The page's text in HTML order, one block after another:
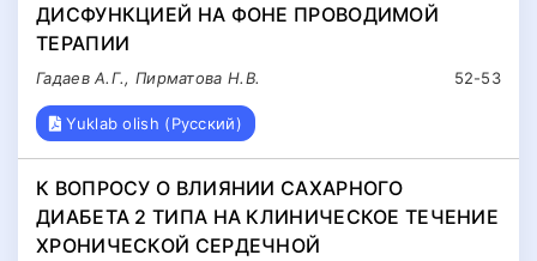
ДИСФУНКЦИЕЙ НА ФОНЕ ПРОВОДИМОЙ
ТЕРАПИИ
52-53
Гадаев А.Г., Пирматова Н.В.
Yuklab olish (Русский)
К ВОПРОСУ О ВЛИЯНИИ САХАРНОГО
ДИАБЕТА 2 ТИПА НА КЛИНИЧЕСКОЕ ТЕЧЕНИЕ
ХРОНИЧЕСКОЙ СЕРДЕЧНОЙ